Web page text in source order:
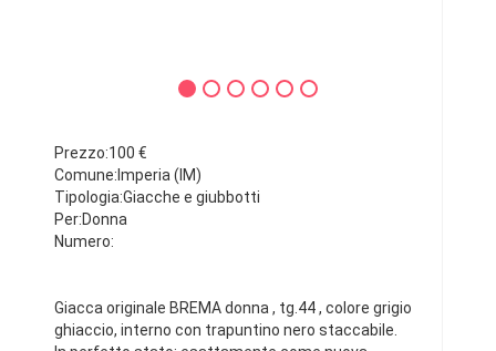
Prezzo:100 €
Comune:Imperia (IM)
Tipologia:Giacche e giubbotti
Per:Donna
Numero:
Giacca originale BREMA donna , tg.44 , colore grigio
ghiaccio, interno con trapuntino nero staccabile.